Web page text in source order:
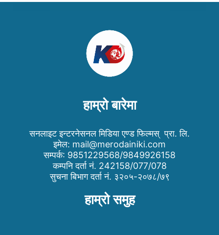
हाम्रो बारेमा
सनलाइट इन्टरनेसनल मिडिया एण्ड फिल्मस् प्रा. लि.
इमेल: mail@merodainiki.com
सम्पर्क: 9851229568/9849926158
कम्पनि दर्ता नं. 242158/077/078
सुचना बिभाग दर्ता नं. ३२०५-२०७८/७९
हाम्रो समुह